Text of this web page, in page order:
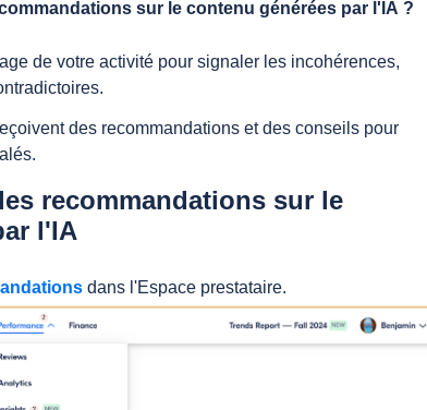
sur le contenu générées par l'IA ?
de votre activité pour signaler les incohérences,
des recommandations et des conseils pour
recommandations sur le
l'IA
dans l'Espace prestataire.